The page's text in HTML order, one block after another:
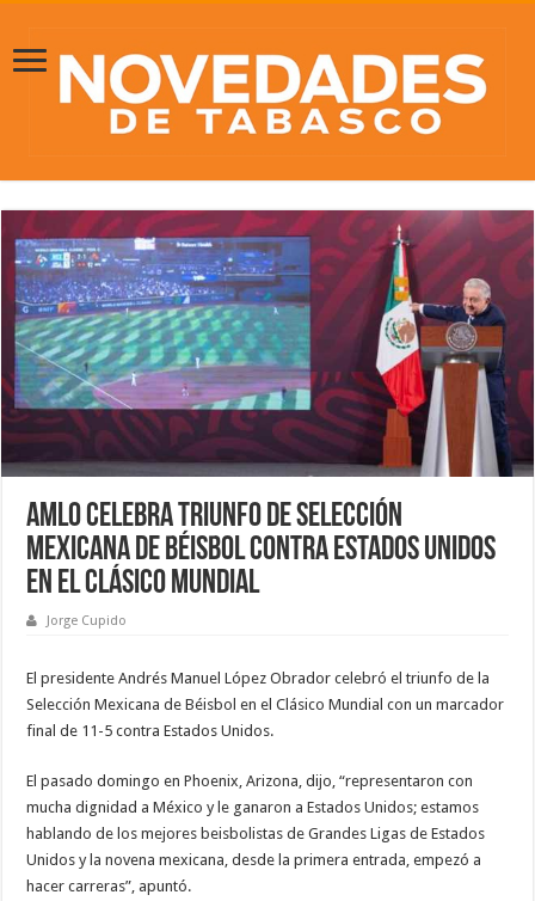
AMLO celebra triunfo de Selección
Mexicana de Béisbol contra Estados Unidos
en el Clásico Mundial
Jorge Cupido
El presidente Andrés Manuel López Obrador celebró el triunfo de la
Selección Mexicana de Béisbol en el Clásico Mundial con un marcador
final de 11-5 contra Estados Unidos.
El pasado domingo en Phoenix, Arizona, dijo, “representaron con
mucha dignidad a México y le ganaron a Estados Unidos; estamos
hablando de los mejores beisbolistas de Grandes Ligas de Estados
Unidos y la novena mexicana, desde la primera entrada, empezó a
hacer carreras”, apuntó.